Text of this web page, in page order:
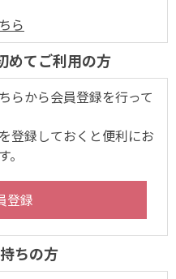
ら
めてご利用の方
らから会員登録を行って
登録しておくと便利にお
ちの方